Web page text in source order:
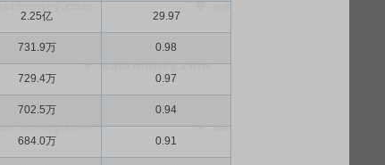
2.25亿 29.97
731.9万 0.98
729.4万 0.97
702.5万 0.94
684.0万 0.91